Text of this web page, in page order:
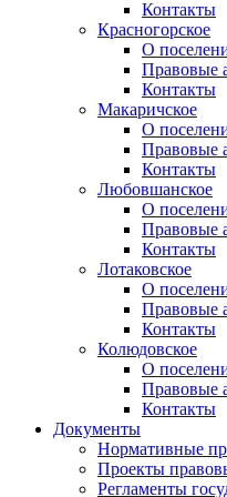
Контакты
Красногорское
О
Правовые
Контакты
Макаричское
О
Правовые
Контакты
Любовшанское
О
Правовые
Контакты
Лотаковское
О
Правовые
Контакты
Колюдовское
О
Правовые
Контакты
Документы
Нормативные
Проекты
Регламенты